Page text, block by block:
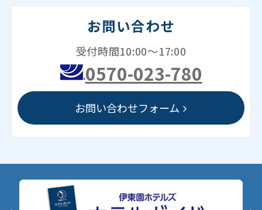
お問い合わせ
受付時間10:00～17:00
0570-023-780
お問い合わせフォーム